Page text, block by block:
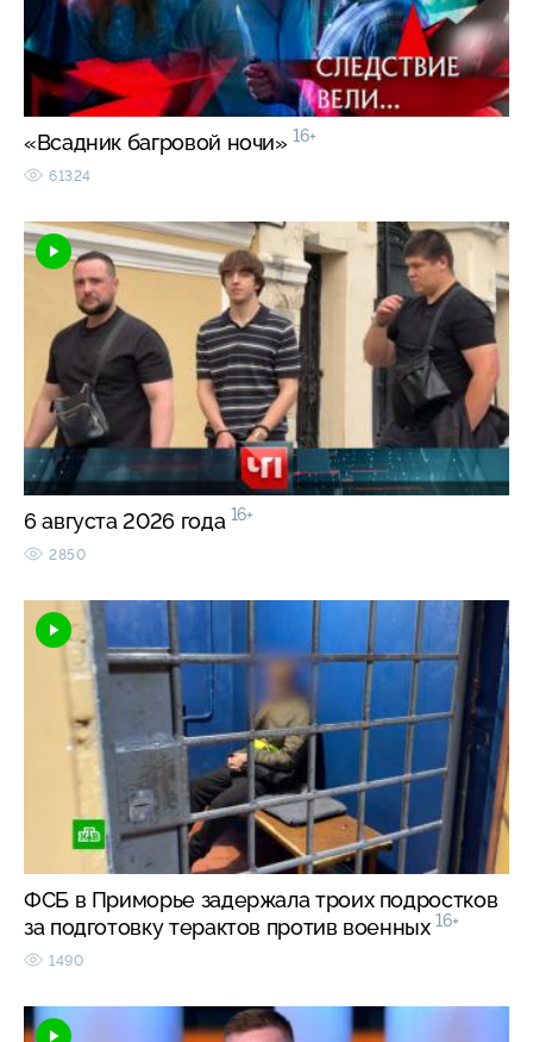
«Всадник багровой ночи» 16+
61324
6 августа 2026 года 16+
2850
ФСБ в Приморье задержала троих подростков
за подготовку терактов против военных 16+
1490